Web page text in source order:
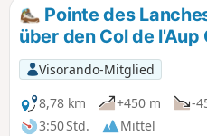
beruhigenden Rauschen
Wenn Sie sich dem Wasserfall
nähern, hören Sie das sanfte
Wassers. Der Wasserfall, ein
sich in ein natürliches
eine entspannende Pause,
oder einfach nur, um die
Pointe des
über den Col de l'Aup
Visorando-Mitglied
8,78 km
+450 m
-
3:50 Std.
Mittel